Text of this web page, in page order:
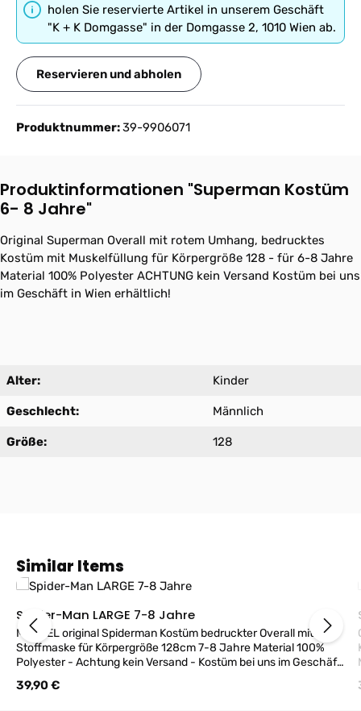
holen Sie reservierte Artikel in unserem Geschäft
"K + K Domgasse" in der Domgasse 2, 1010 Wien ab.
Reservieren und abholen
Produktnummer:39-9906071
Produktinformationen "Superman Kostüm
6- 8 Jahre"
Original Superman Overall mit rotem Umhang, bedrucktes
Kostüm mit Muskelfüllung für Körpergröße 128 - für 6-8 Jahre
Material 100% Polyester ACHTUNG kein Versand Kostüm bei uns
im Geschäft in Wien erhältlich!
Alter: Kinder
Geschlecht: Männlich
Größe: 128
Produktgalerie überspringen
Similar Items
Spider-Man LARGE 7-8 Jahre
MARVEL original Spiderman Kostüm bedruckter Overall mit
Stoffmaske für Körpergröße 128cm 7-8 Jahre Material 100%
Polyester - Achtung kein Versand - Kostüm bei uns im Geschäft
Regulärer Preis:
39,90 €